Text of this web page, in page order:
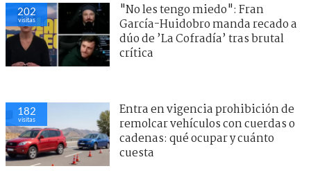
202
visitas
"No les tengo miedo": Fran
García-Huidobro manda recado a
dúo de ’La Cofradía’ tras brutal
crítica
182
visitas
Entra en vigencia prohibición de
remolcar vehículos con cuerdas o
cadenas: qué ocupar y cuánto
cuesta